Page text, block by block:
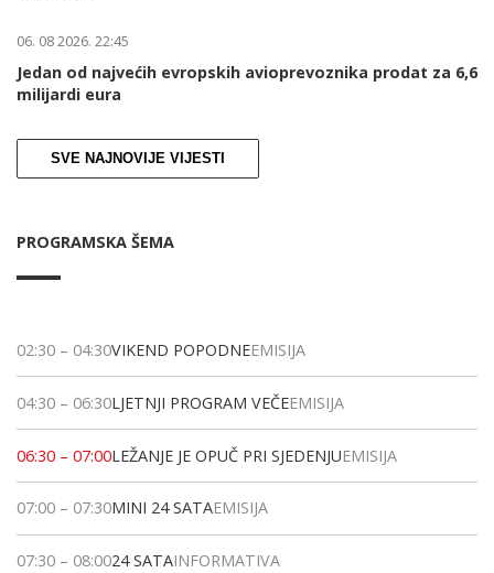
06. 08 2026. 22:45
Jedan od najvećih evropskih avioprevoznika prodat za 6,6
milijardi eura
SVE NAJNOVIJE VIJESTI
PROGRAMSKA ŠEMA
02:30 – 04:30VIKEND POPODNEEMISIJA
04:30 – 06:30LJETNJI PROGRAM VEČEEMISIJA
06:30 – 07:00LEŽANJE JE OPUČ PRI SJEDENJUEMISIJA
07:00 – 07:30MINI 24 SATAEMISIJA
07:30 – 08:0024 SATAINFORMATIVA